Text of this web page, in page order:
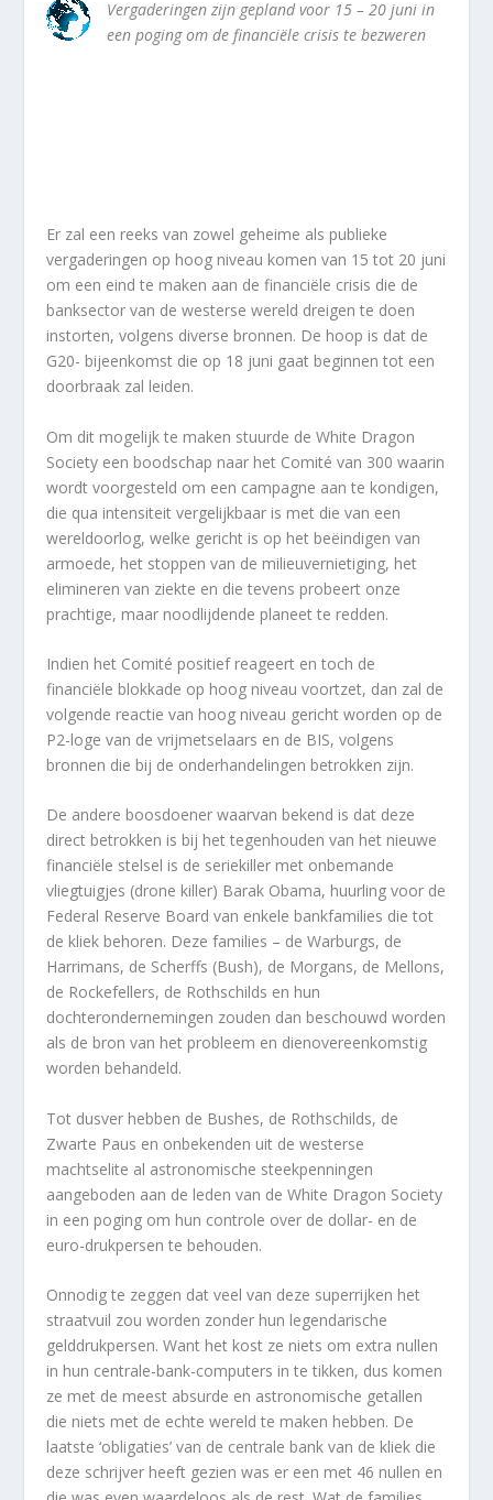
Vergaderingen zijn gepland voor 15 – 20 juni in
een poging om de financiële crisis te bezweren
Er zal een reeks van zowel geheime als publieke
vergaderingen op hoog niveau komen van 15 tot 20 juni
om een eind te maken aan de financiële crisis die de
banksector van de westerse wereld dreigen te doen
instorten, volgens diverse bronnen. De hoop is dat de
G20- bijeenkomst die op 18 juni gaat beginnen tot een
doorbraak zal leiden.
Om dit mogelijk te maken stuurde de White Dragon
Society een boodschap naar het Comité van 300 waarin
wordt voorgesteld om een campagne aan te kondigen,
die qua intensiteit vergelijkbaar is met die van een
wereldoorlog, welke gericht is op het beëindigen van
armoede, het stoppen van de milieuvernietiging, het
elimineren van ziekte en die tevens probeert onze
prachtige, maar noodlijdende planeet te redden.
Indien het Comité positief reageert en toch de
financiële blokkade op hoog niveau voortzet, dan zal de
volgende reactie van hoog niveau gericht worden op de
P2-loge van de vrijmetselaars en de BIS, volgens
bronnen die bij de onderhandelingen betrokken zijn.
De andere boosdoener waarvan bekend is dat deze
direct betrokken is bij het tegenhouden van het nieuwe
financiële stelsel is de seriekiller met onbemande
vliegtuigjes (drone killer) Barak Obama, huurling voor de
Federal Reserve Board van enkele bankfamilies die tot
de kliek behoren. Deze families – de Warburgs, de
Harrimans, de Scherffs (Bush), de Morgans, de Mellons,
de Rockefellers, de Rothschilds en hun
dochterondernemingen zouden dan beschouwd worden
als de bron van het probleem en dienovereenkomstig
worden behandeld.
Tot dusver hebben de Bushes, de Rothschilds, de
Zwarte Paus en onbekenden uit de westerse
machtselite al astronomische steekpenningen
aangeboden aan de leden van de White Dragon Society
in een poging om hun controle over de dollar- en de
euro-drukpersen te behouden.
Onnodig te zeggen dat veel van deze superrijken het
straatvuil zou worden zonder hun legendarische
gelddrukpersen. Want het kost ze niets om extra nullen
in hun centrale-bank-computers in te tikken, dus komen
ze met de meest absurde en astronomische getallen
die niets met de echte wereld te maken hebben. De
laatste ‘obligaties’ van de centrale bank van de kliek die
deze schrijver heeft gezien was er een met 46 nullen en